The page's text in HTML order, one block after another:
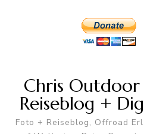
Chris
Reiseblog +
Foto + Reiseblog, Offroad